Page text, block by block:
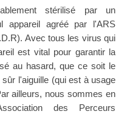
stérilisé par un
appareil agréé par l'ARS
Avec tous les virus qui
est vital pour garantir la
au hasard, que ce soit le
l'aiguille (qui est à usage
ailleurs, nous sommes en
des Perceurs